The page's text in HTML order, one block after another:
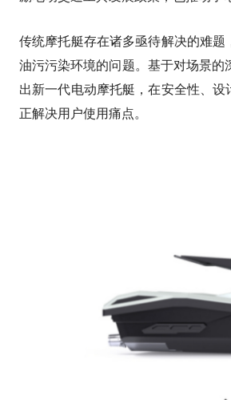
传统摩托艇存在诸多亟待解决的难题
油污污染环境的问题。基于对场景的
出新一代电动摩托艇，在安全性、
正解决用户使用痛点。